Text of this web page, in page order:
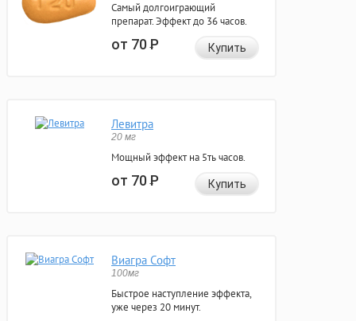
Самый долгоиграющий
препарат. Эффект до 36 часов.
от 70Р Купить
Левитра
20 мг
Мощный эффект на 5ть часов.
от 70Р Купить
Виагра Софт
100мг
Быстрое наступление эффекта,
уже через 20 минут.